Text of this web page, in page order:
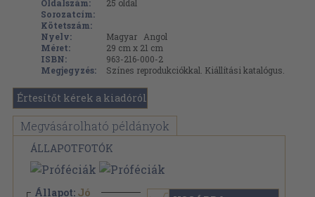
Oldalszám:
25 oldal
Sorozatcím:
Kötetszám:
Nyelv:
Magyar
Angol
Méret:
29 cm x 21 cm
ISBN:
963-216-000-2
Megjegyzés:
Színes reprodukciókkal. Kiállítási katalógus.
Értesítőt kérek a kiadóról
Megvásárolható példányok
ÁLLAPOTFOTÓK
Állapot: Jó